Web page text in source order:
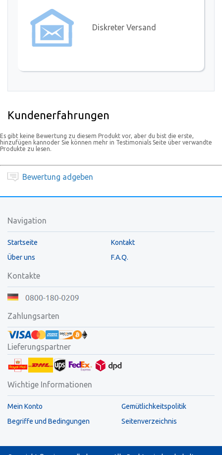
Diskreter Versand
Kundenerfahrungen
Es gibt keine Bewertung zu diesem Produkt vor, aber du bist die erste,
hinzufügen kannoder Sie können mehr in Testimonials Seite über verwandte
Produkte zu lesen.
Bewertung adgeben
Navigation
Startseite
Kontakt
Über uns
F.A.Q.
Kontakte
Zahlungsarten
Lieferungspartner
Wichtige Informationen
Mein Konto
Gemütlichkeitspolitik
Begriffe und Bedingungen
Seitenverzeichnis